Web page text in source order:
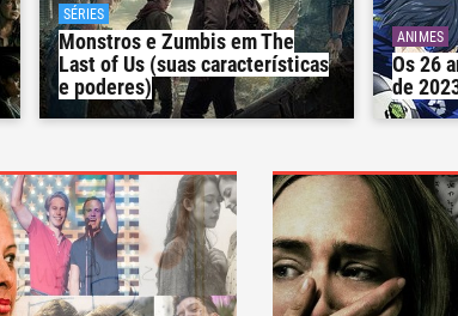
SÉRIES
Monstros e Zumbis em The
Last of Us (suas características
e poderes)
ANIMES
Os 26
de